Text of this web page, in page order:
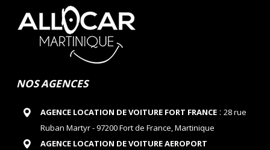
NOS AGENCES
AGENCE LOCATION DE VOITURE FORT FRANCE: 28 rue
Ruban Martyr - 97200 Fort de France, Martinique
AGENCE LOCATION DE VOITURE AEROPORT